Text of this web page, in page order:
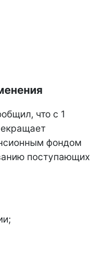
что с 1
фондом
поступающих